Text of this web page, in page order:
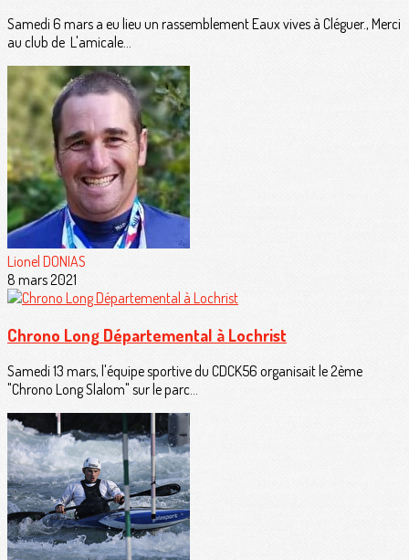
Samedi 6 mars a eu lieu un rassemblement Eaux vives à Cléguer., Merci
au club de L'amicale...
Lionel DONIAS
8 mars 2021
Chrono Long Départemental à Lochrist
Samedi 13 mars, l'équipe sportive du CDCK56 organisait le 2ème
"Chrono Long Slalom" sur le parc...